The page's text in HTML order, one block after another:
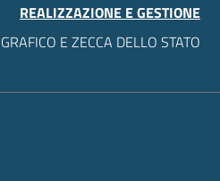
REALIZZAZIONE E GESTIONE
E ZECCA DELLO STATO